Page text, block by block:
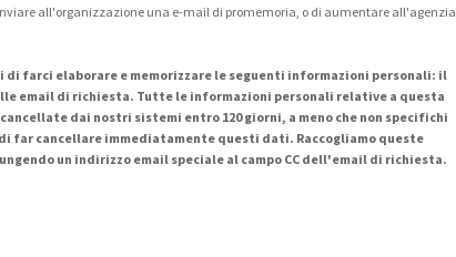
all'organizzazione una e-mail di promemoria, o di aumentare all'agenzia
di farci elaborare e memorizzare le seguenti informazioni personali: il
email di richiesta. Tutte le informazioni personali relative a questa
dai nostri sistemi entro 120 giorni, a meno che non specifichi
far cancellare immediatamente questi dati. Raccogliamo queste
un indirizzo email speciale al campo CC dell'email di richiesta.